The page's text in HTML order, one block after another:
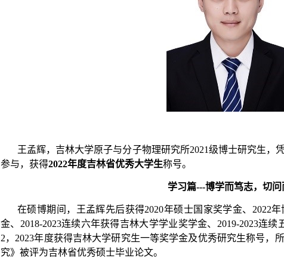
王孟辉，吉林大学原子与分子物理研究所2021级博士研究生，
参与，获得2022年度吉林省优秀大学生称号。
学习篇---博学而笃志，切问
在硕博期间，王孟辉先后获得2020年硕士国家奖学金、 2022年
金、 2018-2023连续六年获得吉林大学学业奖学金、 2019-2023连续
2， 2023年度获得吉林大学研究生一等奖学金及优秀研究生称号，
究》被评为吉林省优秀硕士毕业论文。